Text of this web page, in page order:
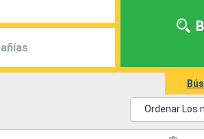
Ordenar Los